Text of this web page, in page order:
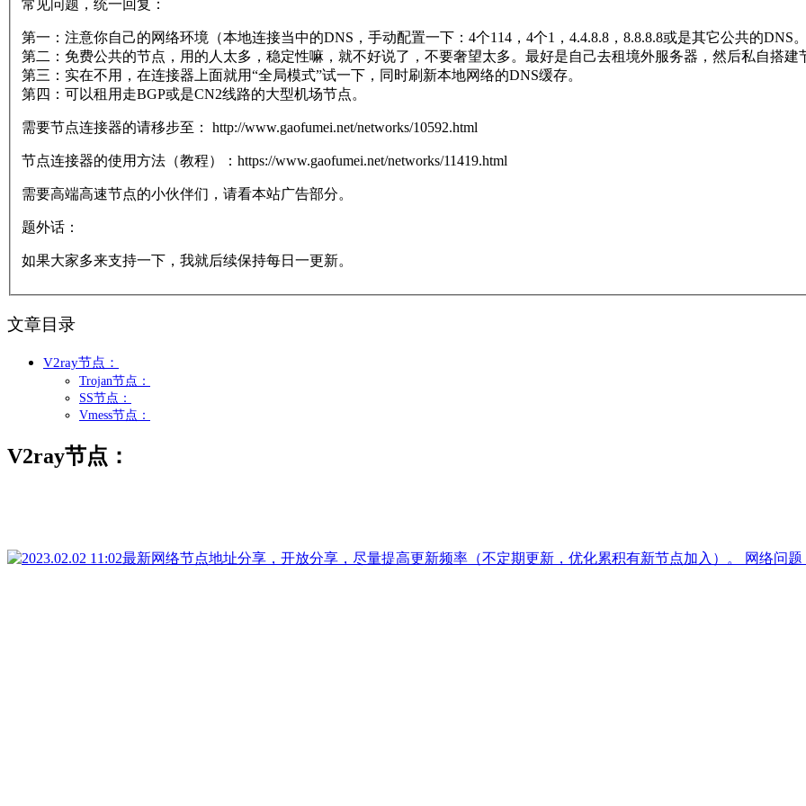
常见问题，统一回复：
第一：注意你自己的网络环境（本地连接当中的DNS，手动配置一下：4个114，4个1，4.4.8.8，8.8.8.8或是其它公共的DNS。
第二：免费公共的节点，用的人太多，稳定性嘛，就不好说了，不要奢望太多。最好是自己去租境外服务器，然后私自搭建
第三：实在不用，在连接器上面就用“全局模式”试一下，同时刷新本地网络的DNS缓存。
第四：可以租用走BGP或是CN2线路的大型机场节点。
需要节点连接器的请移步至： http://www.gaofumei.net/networks/10592.html
节点连接器的使用方法（教程）：https://www.gaofumei.net/networks/11419.html
需要高端高速节点的小伙伴们，请看本站广告部分。
题外话：
如果大家多来支持一下，我就后续保持每日一更新。
文章目录
V2ray节点：
Trojan节点：
SS节点：
Vmess节点：
V2ray节点：